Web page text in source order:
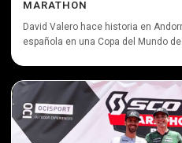
MARATHON
David Valero hace historia en
española en una Copa del Mundo de...